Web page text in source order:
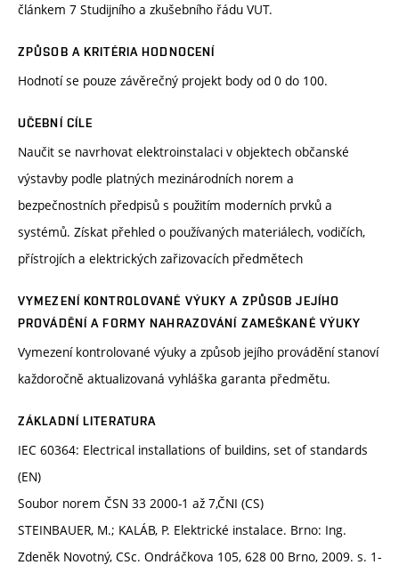
článkem 7 Studijního a zkušebního řádu VUT.
ZPŮSOB A KRITÉRIA HODNOCENÍ
Hodnotí se pouze závěrečný projekt body od 0 do 100.
UČEBNÍ CÍLE
Naučit se navrhovat elektroinstalaci v objektech občanské
výstavby podle platných mezinárodních norem a
bezpečnostních předpisů s použitím moderních prvků a
systémů. Získat přehled o používaných materiálech, vodičích,
přístrojích a elektrických zařizovacích předmětech
VYMEZENÍ KONTROLOVANÉ VÝUKY A ZPŮSOB JEJÍHO
PROVÁDĚNÍ A FORMY NAHRAZOVÁNÍ ZAMEŠKANÉ VÝUKY
Vymezení kontrolované výuky a způsob jejího provádění stanoví
každoročně aktualizovaná vyhláška garanta předmětu.
ZÁKLADNÍ LITERATURA
IEC 60364: Electrical installations of buildins, set of standards
(EN)
Soubor norem ČSN 33 2000-1 až 7,ČNI (CS)
STEINBAUER, M.; KALÁB, P. Elektrické instalace. Brno: Ing.
Zdeněk Novotný, CSc. Ondráčkova 105, 628 00 Brno, 2009. s. 1-